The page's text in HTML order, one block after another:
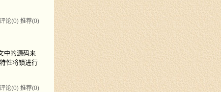
评论(0) 推荐(0)
中的源码来
性将锁进行
评论(0) 推荐(0)